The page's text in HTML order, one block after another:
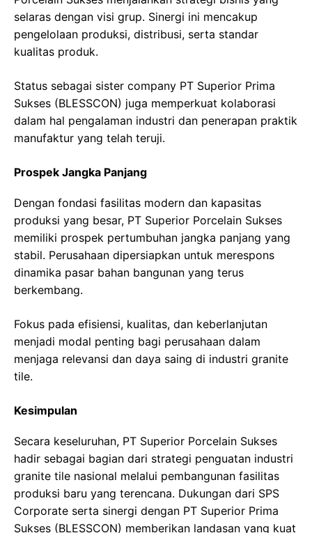
selaras dengan visi grup. Sinergi ini mencakup
pengelolaan produksi, distribusi, serta standar
kualitas produk.
Status sebagai sister company PT Superior Prima
Sukses (BLESSCON) juga memperkuat kolaborasi
dalam hal pengalaman industri dan penerapan praktik
manufaktur yang telah teruji.
Prospek Jangka Panjang
Dengan fondasi fasilitas modern dan kapasitas
produksi yang besar, PT Superior Porcelain Sukses
memiliki prospek pertumbuhan jangka panjang yang
stabil. Perusahaan dipersiapkan untuk merespons
dinamika pasar bahan bangunan yang terus
berkembang.
Fokus pada efisiensi, kualitas, dan keberlanjutan
menjadi modal penting bagi perusahaan dalam
menjaga relevansi dan daya saing di industri granite
tile.
Kesimpulan
Secara keseluruhan, PT Superior Porcelain Sukses
hadir sebagai bagian dari strategi penguatan industri
granite tile nasional melalui pembangunan fasilitas
produksi baru yang terencana. Dukungan dari SPS
Corporate serta sinergi dengan PT Superior Prima
Sukses (BLESSCON) memberikan landasan yang kuat